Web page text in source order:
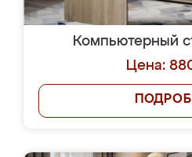
Компьютерный
Цена: